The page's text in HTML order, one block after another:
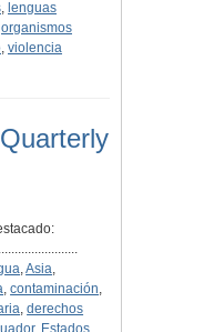
, lenguas
organismos
, violencia
,Asia,
,contaminación,
,derechos